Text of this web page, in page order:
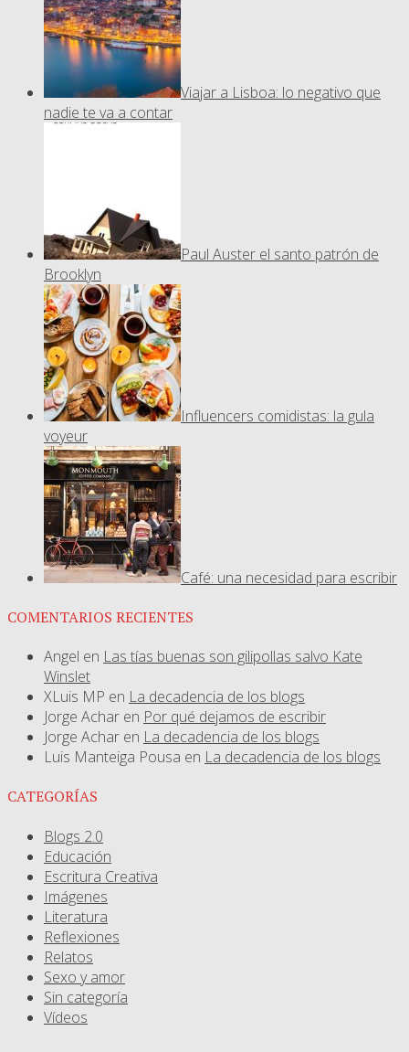
Viajar a Lisboa: lo negativo que
nadie te va a contar
Paul Auster el santo patrón de
Brooklyn
Influencers comidistas: la gula
voyeur
Café: una necesidad para escribir
COMENTARIOS RECIENTES
Angel en Las tías buenas son gilipollas salvo Kate
Winslet
XLuis MP en La decadencia de los blogs
Jorge Achar en Por qué dejamos de escribir
Jorge Achar en La decadencia de los blogs
Luis Manteiga Pousa en La decadencia de los blogs
CATEGORÍAS
Blogs 2.0
Educación
Escritura Creativa
Imágenes
Literatura
Reflexiones
Relatos
Sexo y amor
Sin categoría
Vídeos